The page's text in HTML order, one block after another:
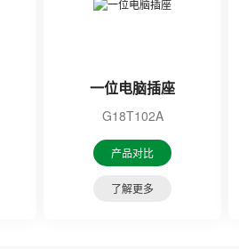
一位电脑插座
G18T102A
产品对比
了解更多